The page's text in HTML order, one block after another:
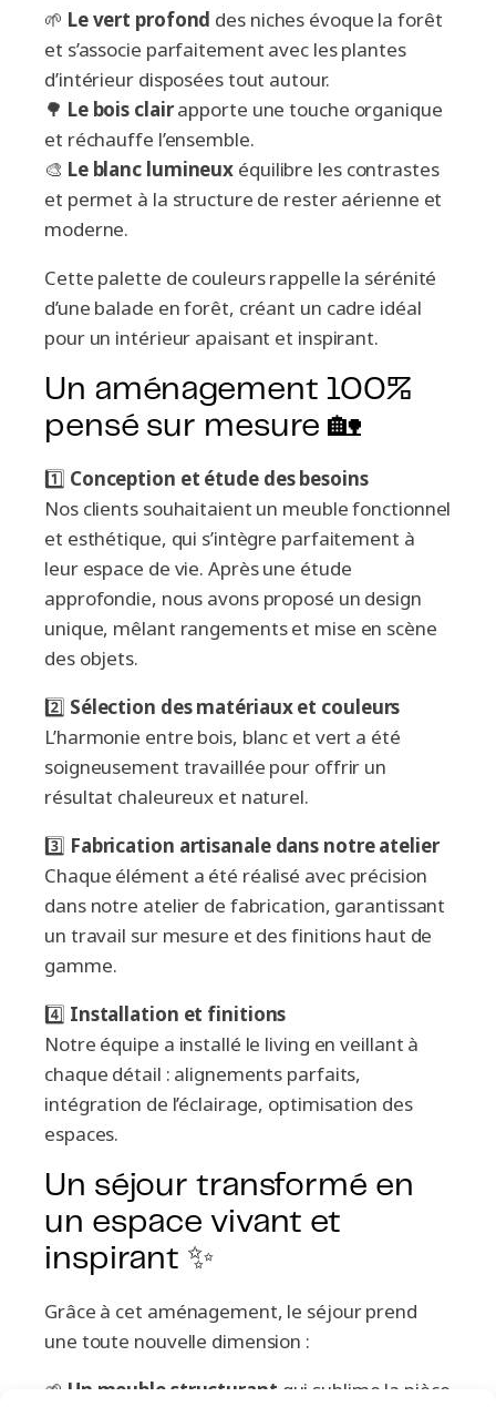
🌱 Le vert profond des niches évoque la forêt
et s’associe parfaitement avec les plantes
d’intérieur disposées tout autour.
🌳 Le bois clairapporte une touche organique
et réchauffe l’ensemble.
🎨 Le blanc lumineux équilibre les contrastes
et permet à la structure de rester aérienne et
moderne.
Cette palette de couleurs rappelle la sérénité
d’une balade en forêt, créant un cadre idéal
pour un intérieur apaisant et inspirant.
Un aménagement 100%
pensé sur mesure 🏡
1️⃣ Conception et étude des besoins
Nos clients souhaitaient un meuble fonctionnel
et esthétique, qui s’intègre parfaitement à
leur espace de vie. Après une étude
approfondie, nous avons proposé un design
unique, mêlant rangements et mise en scène
des objets.
2️⃣ Sélection des matériaux et couleurs
L’harmonie entre bois, blanc et vert a été
soigneusement travaillée pour offrir un
résultat chaleureux et naturel.
3️⃣ Fabrication artisanale dans notre atelier
Chaque élément a été réalisé avec précision
dans notre atelier de fabrication, garantissant
un travail sur mesure et des finitions haut de
gamme.
4️⃣ Installation et finitions
Notre équipe a installé le living en veillant à
chaque détail : alignements parfaits,
intégration de l’éclairage, optimisation des
espaces.
Un séjour transformé en
un espace vivant et
inspirant ✨
Grâce à cet aménagement, le séjour prend
une toute nouvelle dimension :
🌱 Un meuble structurant qui sublime la pièce